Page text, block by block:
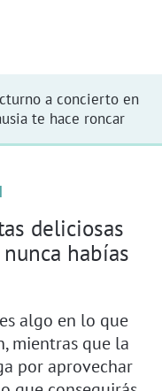
a concierto en
te hace roncar
deliciosas
habías
algo en lo que
mientras que la
por aprovechar